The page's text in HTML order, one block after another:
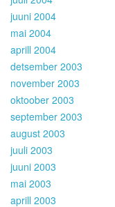
juuni 2004
mai 2004
aprill 2004
detsember 2003
november 2003
oktoober 2003
september 2003
august 2003
juuli 2003
juuni 2003
mai 2003
aprill 2003